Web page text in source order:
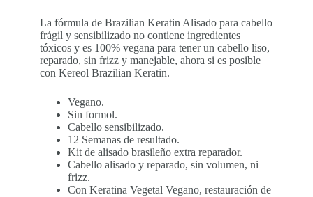
La fórmula de Brazilian Keratin Alisado para cabello
frágil y sensibilizado no contiene ingredientes
tóxicos y es 100% vegana para tener un cabello liso,
reparado, sin frizz y manejable, ahora si es posible
con Kereol Brazilian Keratin.
Vegano.
Sin formol.
Cabello sensibilizado.
12 Semanas de resultado.
Kit de alisado brasileño extra reparador.
Cabello alisado y reparado, sin volumen, ni
frizz.
Con Keratina Vegetal Vegano, restauración de